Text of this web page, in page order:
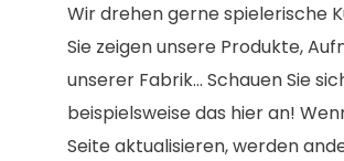
Wir drehen gerne spielerische
Sie zeigen unsere Produkte,
unserer Fabrik... Schauen Sie
beispielsweise das hier an!
Seite aktualisieren, werden